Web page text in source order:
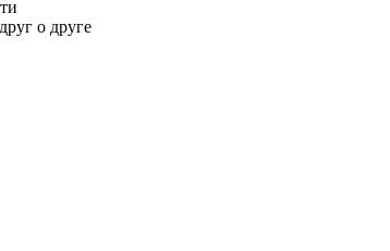
о друге